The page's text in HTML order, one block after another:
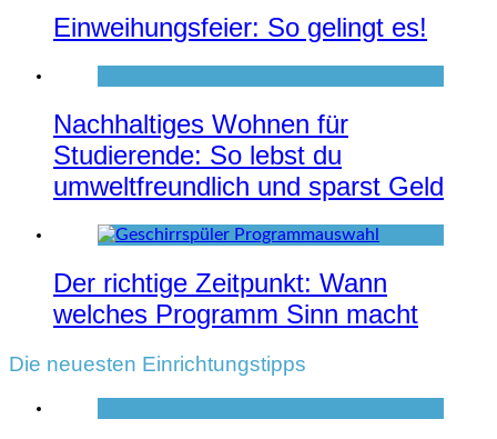
Einweihungsfeier: So gelingt es!
Nachhaltiges Wohnen für
Studierende: So lebst du
umweltfreundlich und sparst Geld
Der richtige Zeitpunkt: Wann
welches Programm Sinn macht
Die neuesten Einrichtungstipps